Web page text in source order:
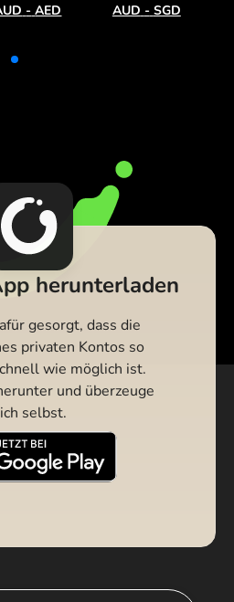
- AED AUD - SGD
herunterladen
gesorgt, dass die
privaten Kontos so
wie möglich ist.
und überzeuge
selbst.